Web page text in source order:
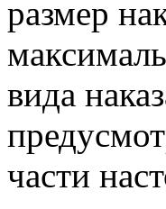
размер
вида
части